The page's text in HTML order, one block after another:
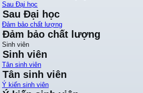
Sau Đại học
Sau Đại học
Đảm bảo chất lượng
Đảm bảo chất lượng
Sinh viên
Sinh viên
Tân sinh viên
Tân sinh viên
Ý kiến sinh viên